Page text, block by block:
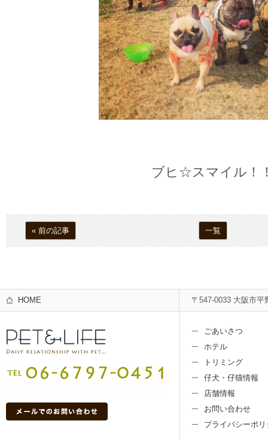
ブヒ☆スマイル！
« 前の記事 一覧
HOME 〒547-0033 大阪市平
ごあいさつ
ホテル
トリミング
仔犬・仔猫情報
店舗情報
お問い合わせ
プライバシーポリ